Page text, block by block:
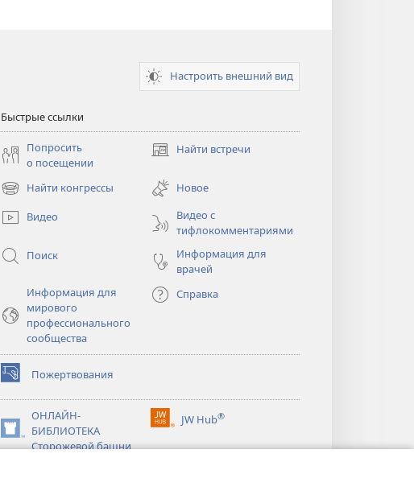
Настроить внешний вид
Быстрые ссылки
Попросить
о посещении
Найти встречи
(открывается
новом
Найти конгрессы
(открывается
в
новом
Новое
Видео
Видео с
тифлокомментариями
Поиск
Информация для
врачей
Информация для
мирового
профессионального
сообщества
Справка
Пожертвования
(открывается
в
новом
окне)
ОНЛАЙН-
БИБЛИОТЕКА
Сторожевой башни
(открывается
в
JW Hub®
(открывается